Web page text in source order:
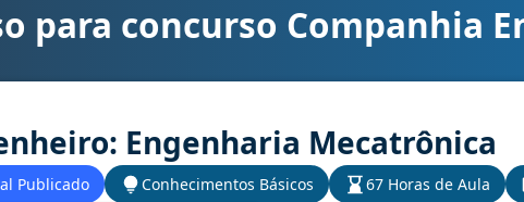
Cemig (MG) - Companhia Energética de Minas Gerais cargo
para concurso Companhia
Engenharia Mecatrônica
Publicado Conhecimentos Básicos 67 Horas de Aula